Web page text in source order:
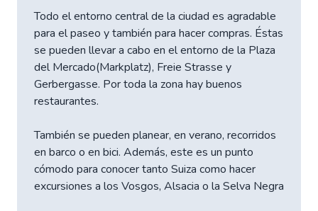
Todo el entorno central de la ciudad es agradable
para el paseo y también para hacer compras. Éstas
se pueden llevar a cabo en el entorno de la Plaza
del Mercado(Markplatz), Freie Strasse y
Gerbergasse. Por toda la zona hay buenos
restaurantes.
También se pueden planear, en verano, recorridos
en barco o en bici. Además, este es un punto
cómodo para conocer tanto Suiza como hacer
excursiones a los Vosgos, Alsacia o la Selva Negra